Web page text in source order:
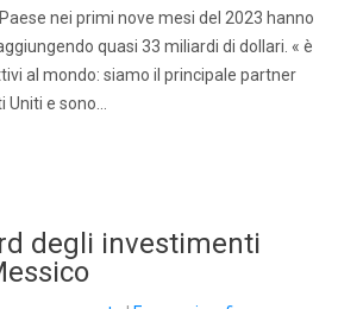
nei primi nove mesi del 2023 hanno
quasi 33 miliardi di dollari. « è
al mondo: siamo il principale partner
e sono…
degli investimenti